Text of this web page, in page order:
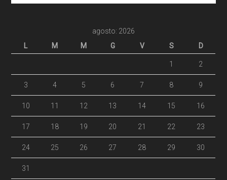
agosto: 2026
L
M M G V S D
1 2
3 4 5 6 7 8 9
10 11 12 13 14 15 16
17 18 19 20 21 22 23
24 25 26 27 28 29 30
31